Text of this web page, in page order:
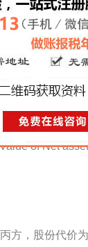
买卖双方一般
：
of Net
方，股份代价